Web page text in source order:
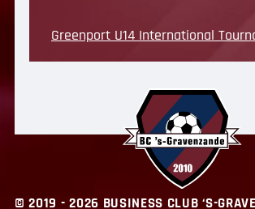
Greenport U14 International
© 2019 - 2026 BUSINESS CLUB ‘S-